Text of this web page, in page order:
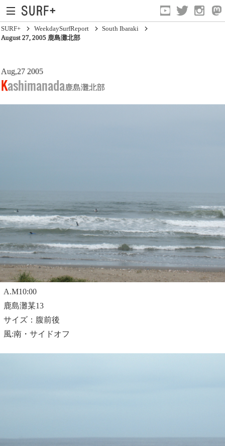
South Ibaraki
North Chiba
SURF+ WeekdaySurfReport
South Ibaraki
August 27, 2005 鹿島灘北部
Aug,27 2005
Kashimanada鹿島灘北部
A.M10:00
鹿島灘某13
サイズ：腹前後
風:南・サイドオフ